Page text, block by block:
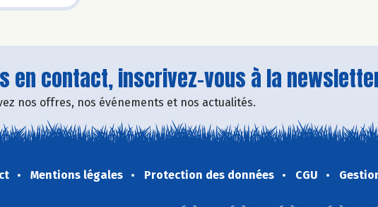
en contact, inscrivez-vous à la
nos offres, nos événements et nos actualités.
Mentions légales Protection des données CGU